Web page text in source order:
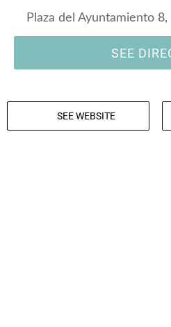
Plaza del Ayuntamiento
SEE
SEE WEBSITE